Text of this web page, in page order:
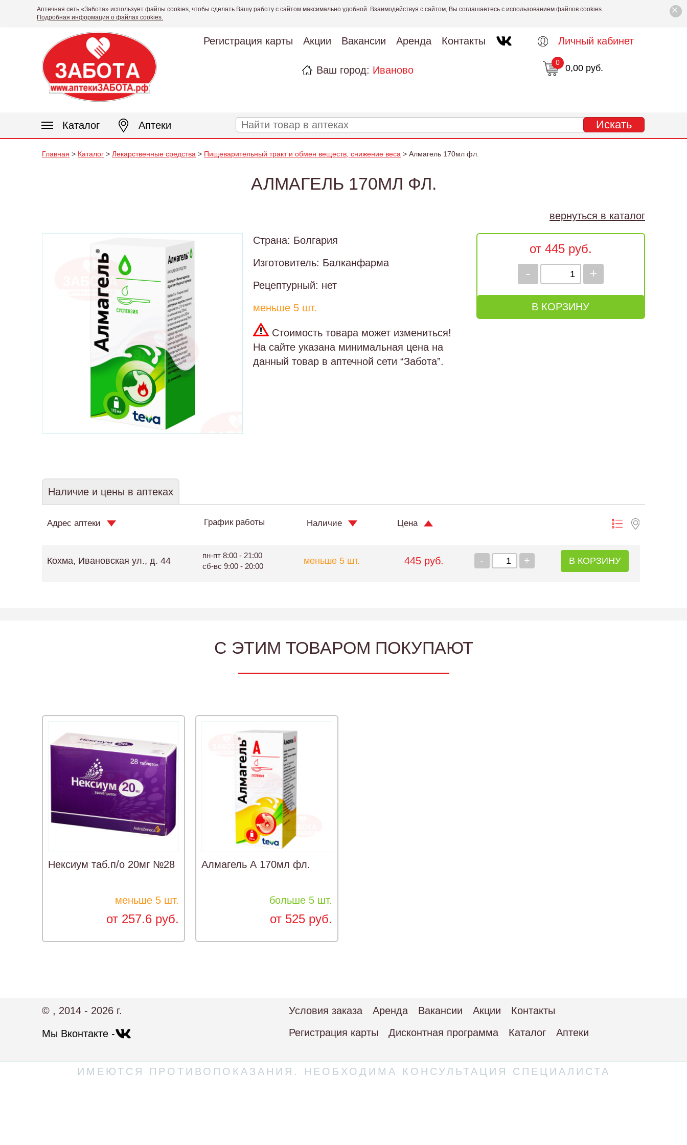
×
Аптечная сеть «Забота» использует файлы cookies, чтобы сделать Вашу работу с сайтом максимально удобной. Взаимодействуя с сайтом, Вы соглашаетесь с использованием файлов cookies.
Подробная информация о файлах cookies.
Регистрация карты Акции Вакансии Аренда Контакты
Ваш город: Иваново
Личный кабинет
0,00 руб.
0
Каталог Аптеки
Главная > Каталог > Лекарственные средства > Пищеварительный тракт и обмен веществ, снижение веса > Алмагель 170мл фл.
АЛМАГЕЛЬ 170МЛ ФЛ.
вернуться в каталог
Страна: Болгария
Изготовитель: Балканфарма
Рецептурный: нет
меньше 5 шт.
Стоимость товара может измениться!
На сайте указана минимальная цена на
данный товар в аптечной сети “Забота”.
от 445 руб.
+
-
В КОРЗИНУ
Наличие и цены в аптеках
Адрес аптеки График работы Наличие Цена
Кохма, Ивановская ул., д. 44
пн-пт 8:00 - 21:00
сб-вс 9:00 - 20:00
меньше 5 шт. 445 руб. +
- В КОРЗИНУ
C ЭТИМ ТОВАРОМ ПОКУПАЮТ
Нексиум таб.п/о 20мг №28
меньше 5 шт.
от 257.6 руб.
Алмагель А 170мл фл.
больше 5 шт.
от 525 руб.
© , 2014 - 2026 г.
Мы Вконтакте -
Условия заказа Аренда Вакансии Акции
Контакты
Регистрация карты
Дисконтная программа Каталог Аптеки
ИМЕЮТСЯ ПРОТИВОПОКАЗАНИЯ. НЕОБХОДИМА КОНСУЛЬТАЦИЯ СПЕЦИАЛИСТА